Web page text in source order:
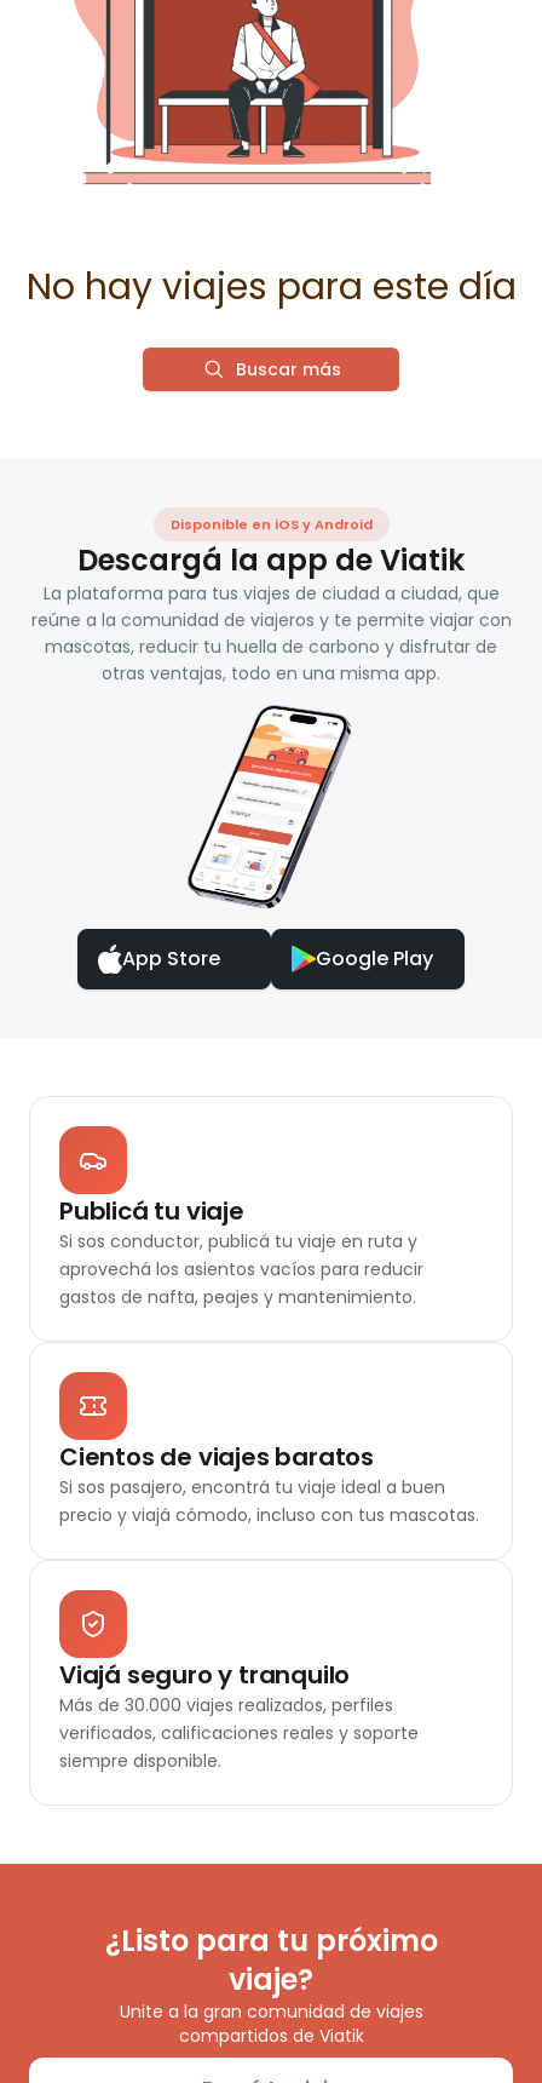
No hay viajes para este día
Buscar más
Disponible en iOS y Android
Descargá la app de Viatik
La plataforma para tus viajes de ciudad a ciudad, que
reúne a la comunidad de viajeros y te permite viajar con
mascotas, reducir tu huella de carbono y disfrutar de
otras ventajas, todo en una misma app.
App Store Google Play
Publicá tu viaje
Si sos conductor, publicá tu viaje en ruta y
aprovechá los asientos vacíos para reducir
gastos de nafta, peajes y mantenimiento.
Cientos de viajes baratos
Si sos pasajero, encontrá tu viaje ideal a buen
precio y viajá cómodo, incluso con tus mascotas.
Viajá seguro y tranquilo
Más de 30.000 viajes realizados, perfiles
verificados, calificaciones reales y soporte
siempre disponible.
¿Listo para tu próximo
viaje?
Unite a la gran comunidad de viajes
compartidos de Viatik